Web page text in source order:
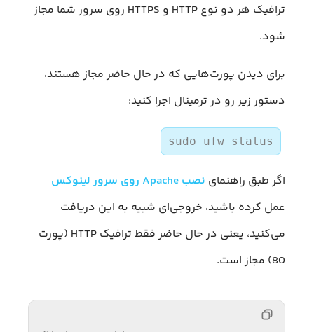
ترافیک هر دو نوع HTTP و HTTPS روی سرور شما مجاز
شود.
برای دیدن پورت‌هایی که در حال حاضر مجاز هستند،
دستور زیر رو در ترمینال اجرا کنید:
sudo ufw status
اگر طبق راهنمای نصب Apache روی سرور لینوکس
عمل کرده باشید، خروجی‌ای شبیه به این دریافت
می‌کنید، یعنی در حال حاضر فقط ترافیک HTTP (پورت
80) مجاز است.